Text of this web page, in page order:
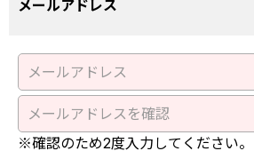
メールアドレス
※確認のため2度入力してください。